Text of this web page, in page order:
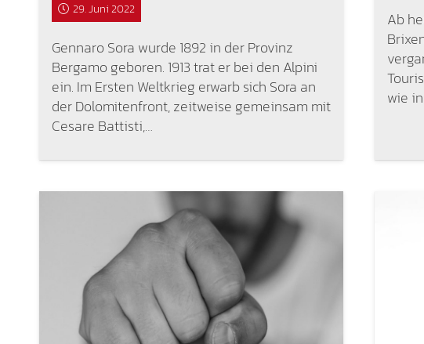
29. Juni 2022
Gennaro Sora wurde 1892 in der Provinz
Bergamo geboren. 1913 trat er bei den Alpini
ein. Im Ersten Weltkrieg erwarb sich Sora an
der Dolomitenfront, zeitweise gemeinsam mit
Cesare Battisti,…
Ab
wie